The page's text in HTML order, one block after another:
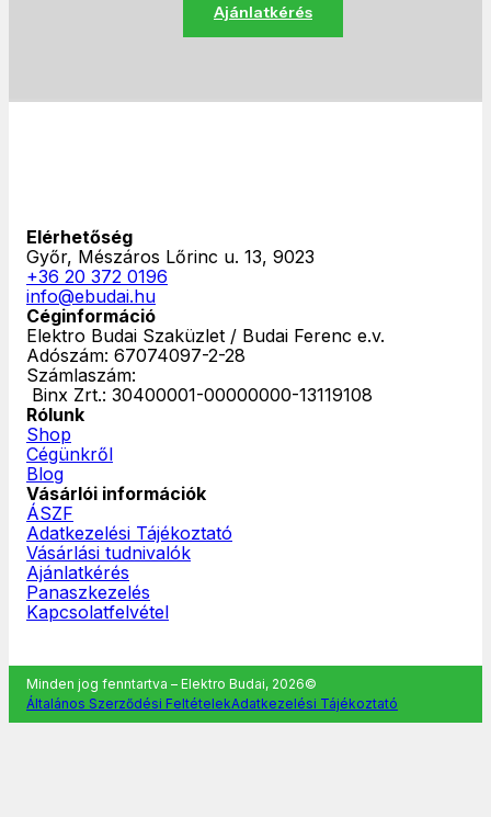
Ajánlatkérés
Elérhetőség
Győr, Mészáros Lőrinc u. 13, 9023
+36 20 372 0196
info@ebudai.hu
Céginformáció
Elektro Budai Szaküzlet / Budai Ferenc e.v.
Adószám: 67074097-2-28
Számlaszám:
‎ Binx Zrt.: 30400001-00000000-13119108
Rólunk
Shop
Cégünkről
Blog
Vásárlói információk
ÁSZF
Adatkezelési Tájékoztató
Vásárlási tudnivalók
Ajánlatkérés
Panaszkezelés
Kapcsolatfelvétel
Minden jog fenntartva – Elektro Budai, 2026©
Általános Szerződési FeltételekAdatkezelési Tájékoztató